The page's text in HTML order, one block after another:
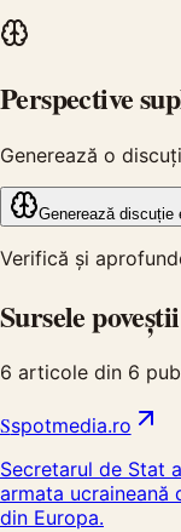
Perspective
Generează o
Generează discuție
Verifică și
Sursele poveștii
6 articole din 6
Sspotmedia.ro
Secretarul de Stat
armata
din Europa.